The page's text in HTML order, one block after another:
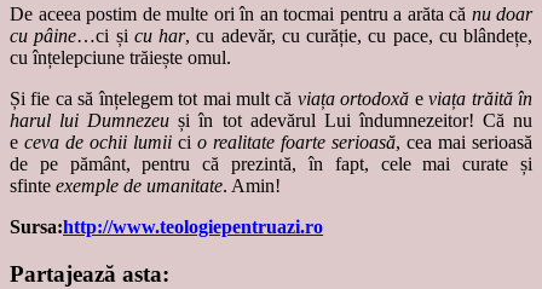
De aceea postim de multe ori în an tocmai pentru a arăta că nu doar
cu pâine…ci și cu har, cu adevăr, cu curăție, cu pace, cu blândețe,
cu înțelepciune trăiește omul.
Și fie ca să înțelegem tot mai mult că viața ortodoxă eviața trăită în
harul lui Dumnezeu și în tot adevărul Lui îndumnezeitor! Că nu
e ceva de ochii lumii ci o realitate foarte serioasă, cea mai serioasă
de pe pământ, pentru că prezintă, în fapt, cele mai curate și
sfinte exemple de umanitate. Amin!
Sursa:http://www.teologiepentruazi.ro
Partajează asta: